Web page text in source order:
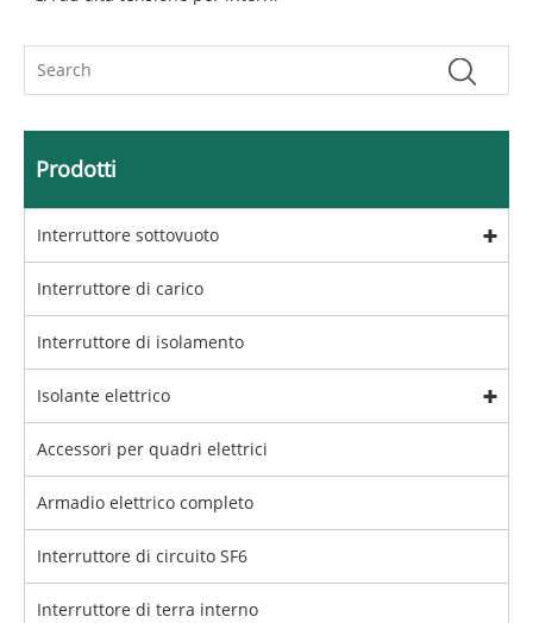
Prodotti
Interruttore sottovuoto
Interruttore di carico
Interruttore di isolamento
Isolante elettrico
Accessori per quadri elettrici
Armadio elettrico completo
Interruttore di circuito SF6
Interruttore di terra interno